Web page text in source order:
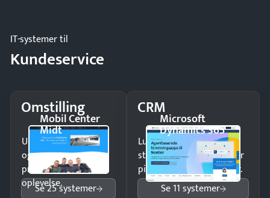
IT-systemer til
Kundeservice
Omstilling
Mobil Center
Midt
Undgå tabte opkald
og giv kunderne en
professionel
oplevelse.
Se 25 systemer
CRMMicrosoft
Dynamics 365
Luk flere salg med et
struktureret overblik over
pipeline og opfølgninger.
Se 11 systemer